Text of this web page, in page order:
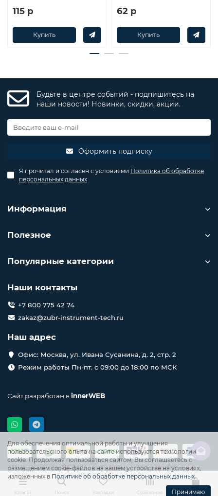
115 р
Купить
62 р
Купить
Для обеспечения оптимальной работы и улучшения
пользовательского опыта на сайте используются технологии
cookie. Продолжая пользоваться сайтом, Вы соглашаетесь с
размещением cookie-файлов на вашем устройстве на условиях,
изложенных в Политике об обработке персональных данных.
Принимаю
Будьте в центре событий - подпишитесь на
наши новости! Новинки, скидки, акции.
Оформить подписку
Я прочитал и согласен с условиями Политика об обработке
персональных данных
Информация
Полезное
Популярные категории
Наши контакты
+7 800 775 42 74
zakaz@zubr-instrument-tech.ru
Наш адрес
Офис: Москва, ул. Ивана Сусанина, д. 2, стр. 2
Режим работы Пн-пт. с 09:00 до 18:00 по МСК
Сайт разработан вinnerWEB
Каталог Поиск Закладки Сравнение Корзина